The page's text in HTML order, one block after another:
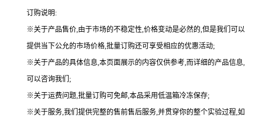
订购说明:
※关于产品售价,由于市场的不稳定性,价格变动是必然的,但是我们可以
提供当下公允的市场价格,批量订购还可享受相应的优惠活动;
※关于产品的具体信息,本页面展示的内容仅供参考,而详细的产品信息,
可以咨询我们;
※关于运费问题,批量订购可免邮,本品采用低温箱冷冻保存;
※关于服务,我们提供完整的售前售后服务,并贯穿你的整个实验过程,如